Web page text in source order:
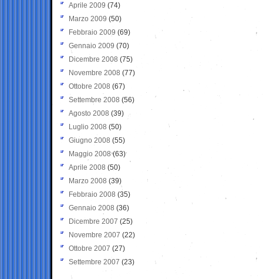
Aprile 2009 (74)
Marzo 2009 (50)
Febbraio 2009 (69)
Gennaio 2009 (70)
Dicembre 2008 (75)
Novembre 2008 (77)
Ottobre 2008 (67)
Settembre 2008 (56)
Agosto 2008 (39)
Luglio 2008 (50)
Giugno 2008 (55)
Maggio 2008(63)
Aprile 2008 (50)
Marzo 2008 (39)
Febbraio 2008 (35)
Gennaio 2008 (36)
Dicembre 2007 (25)
Novembre 2007 (22)
Ottobre 2007 (27)
Settembre 2007 (23)